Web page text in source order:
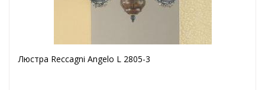
Люстра Reccagni Angelo L 2805-3